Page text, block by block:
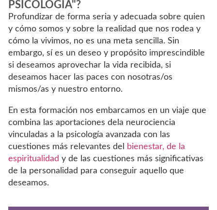
PSICOLOGÍA"?
Profundizar de forma seria y adecuada sobre quien
y cómo somos y sobre la realidad que nos rodea y
cómo la vivimos, no es una meta sencilla. Sin
embargo, sí es un deseo y propósito imprescindible
si deseamos aprovechar la vida recibida, si
deseamos hacer las paces con nosotras/os
mismos/as y nuestro entorno.
En esta formación nos embarcamos en un viaje que
combina las aportaciones dela neurociencia
vinculadas a la psicología avanzada con las
cuestiones más relevantes del
bienestar, de la
espiritualidad y de las cuestiones más significativas
de la personalidad para conseguir aquello que
deseamos.